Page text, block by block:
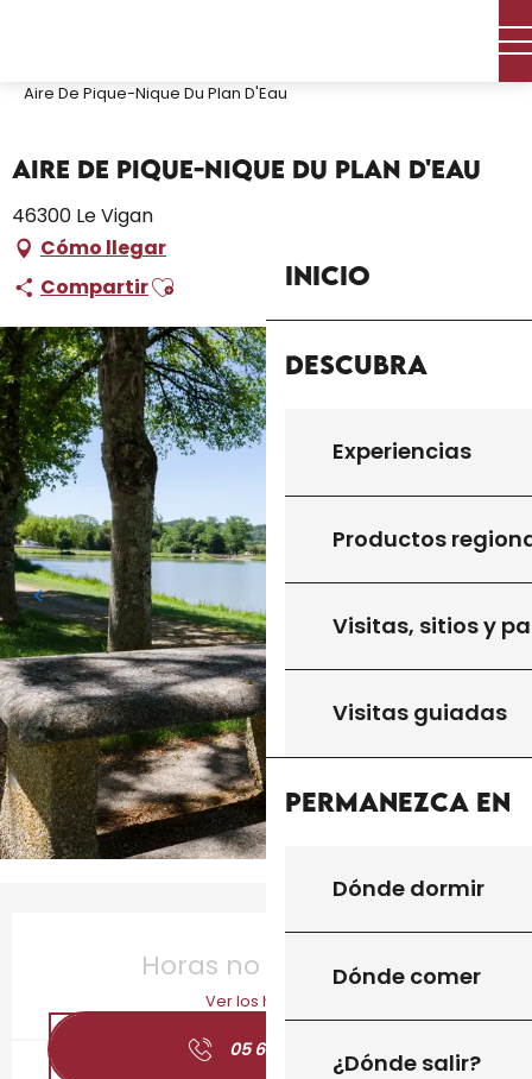
principal
Inicio
Descubra
Experiencias
Productos
Visitas, sitios y
Visitas guiadas
Permanezca en
Dónde dormir
Dónde comer
¿Dónde salir?
Aire De Pique-Nique Du Plan D'Eau
Aire De Pique-Nique Du Plan D'Eau
46300 Le Vigan
Cómo llegar
CompartirAjouter aux favoris
Horarios y datos de contacto
Horas no resueltas
Ver los horarios
05 65 41 12